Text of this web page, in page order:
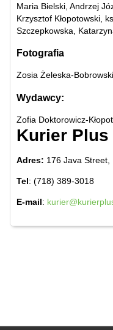
Maria Bielski, Andrzej
Krzysztof Kłopotowski,
Szczepkowska,
Fotografia
Zosia Żeleska-Bobrowski
Wydawcy:
Zofia Doktorowicz-
Kurier Plus
Adres: 176 Java Street,
Tel: (718) 389-3018
E-mail: